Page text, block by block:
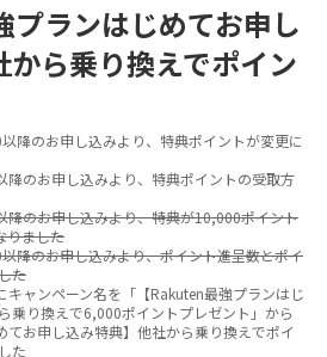
プランはじめてお申し
ら乗り換えでポイン
降のお申し込みより、特典ポイントが変更に
のお申し込みより、特典ポイントの受取方
のお申し込みより、特典が10,000ポイント
りました
降のお申し込みより、ポイント進呈数とポイ
た
ャンペーン名を「【Rakuten最強プランはじ
乗り換えで6,000ポイントプレゼント」から
てお申し込み特典】他社から乗り換えでポイ
た